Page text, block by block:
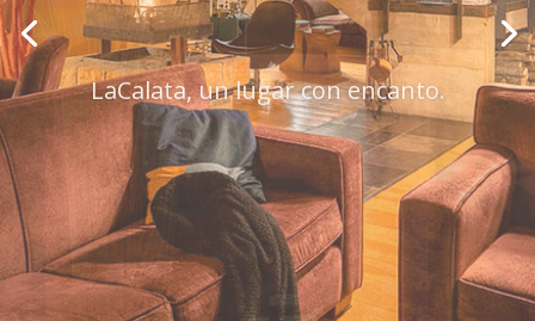
LaCalata, un lugar con encanto.